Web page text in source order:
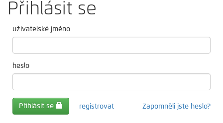
Přihlásit se
uživatelské jméno
heslo
Přihlásit se registrovat Zapomněli jste heslo?